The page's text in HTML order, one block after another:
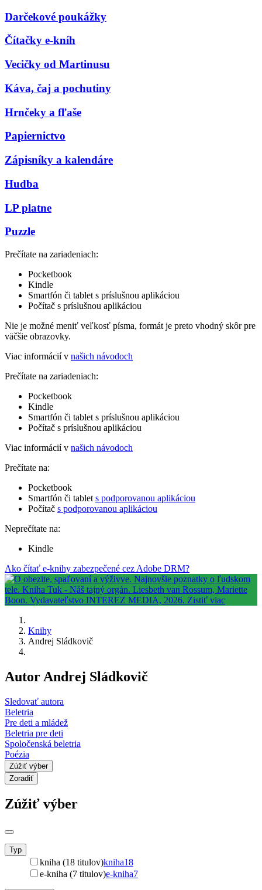
Darčekové poukážky
Čítačky e-kníh
Vecičky od Martinusu
Káva, čaj a pochutiny
Hrnčeky a fľaše
Papiernictvo
Zápisníky a kalendáre
Hudba
LP platne
Puzzle
Prečítate na zariadeniach:
Pocketbook
Kindle
Smartfón či tablet s príslušnou aplikáciou
Počítač s príslušnou aplikáciou
Nie je možné meniť veľkosť písma, formát je preto vhodný skôr pre
väčšie obrazovky.
Viac informácií v našich návodoch
Prečítate na zariadeniach:
Pocketbook
Kindle
Smartfón či tablet s príslušnou aplikáciou
Počítač s príslušnou aplikáciou
Viac informácií v našich návodoch
Prečítate na:
Pocketbook
Smartfón či tablet s podporovanou aplikáciou
Počítač s podporovanou aplikáciou
Neprečítate na:
Kindle
Ako čítať e-knihy zabezpečené cez Adobe DRM?
Knihy
Andrej Sládkovič
Autor Andrej Sládkovič
Sledovať autora
Beletria
Pre deti a mládež
Beletria pre deti
Spoločenská beletria
Poézia
Zúžiť výber
Zoradiť
Zúžiť výber
Typ
kniha (18 titulov)kniha18
e-kniha (7 titulov)e-kniha7